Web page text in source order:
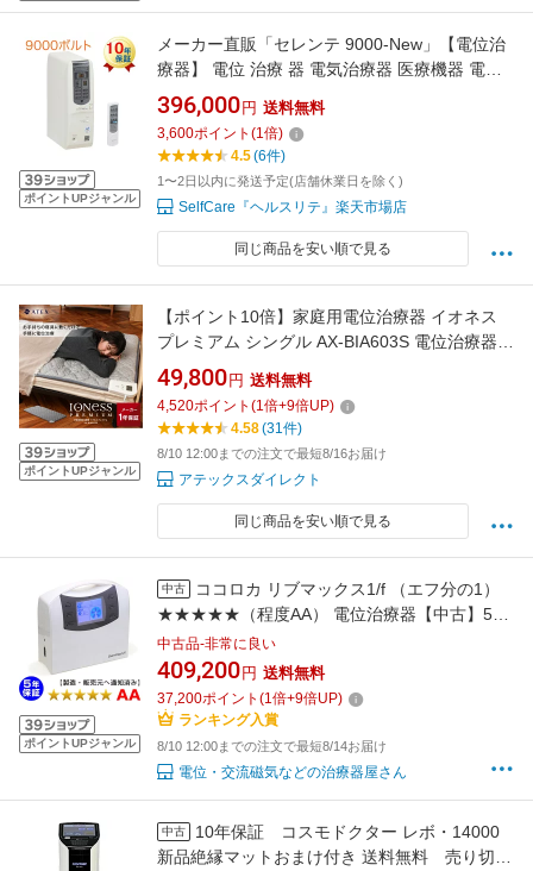
ポイントUPジャンル
メーカー直販「セレンテ 9000-New」【電位治
療器】 電位 治療 器 電気治療器 医療機器 電気
家庭用 自宅 電位治療 電気治療器家庭用 電気治
療 治療機器 治療器 電気医療器 電位医療器 肩こ
り 肩凝り 不眠 頭痛 便秘 寝具 ベッド 布団 セル
フケア 健康グッズ
396,000 円 送料無料
3,600ポイント (1倍)
4.5(6件)
1〜2日以内に発送予定(店舗休業日を除く)
SelfCare『ヘルスリテ』楽天市場店
同じ商品を安い順で見る
ポイントUPジャンル
【ポイント10倍】家庭用電位治療器 イオネス
プレミアム シングル AX-BIA603S 電位治療器
電位治療機 敷マット 敷パッド ヒーター タイマ
ー 頭痛 肩こり 不眠症 慢性便秘 不調 イオネスα
健康 寝具 睡眠 不眠 熟睡 快眠 専用カバー付 電
位シート 送料無料
49,800 円 送料無料
4,520ポイント (1倍+9倍UP)
4.58(31件)
8/10 12:00までの注文で最短8/16お届け
アテックスダイレクト
同じ商品を安い順で見る
ポイントUPジャンル
中古
ココロカ リブマックス1/f （エフ分の1）
★★★★★（程度AA） 電位治療器【中古】5年
保証
中古品-非常に良い
409,200 円 送料無料
37,200ポイント (1倍+9倍UP)
ランキング入賞
8/10 12:00までの注文で最短8/14お届け
電位・交流磁気などの治療器屋さん
中古
10年保証 コスモドクター レボ・14000
新品絶縁マットおまけ付き 送料無料 売り切れ